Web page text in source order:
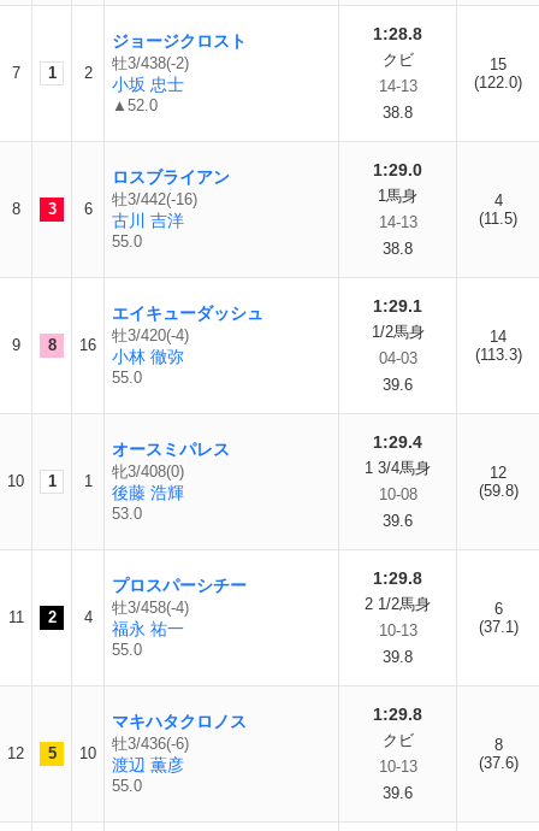
7 1 2
ジョージクロスト
牡3/438(-2)
小坂 忠士
▲52.0
1:28.8
クビ
14-13
38.8
15
(122.0)
8 3 6
ロスブライアン
牡3/442(-16)
古川 吉洋
55.0
1:29.0
1馬身
14-13
38.8
4
(11.5)
9 8 16
エイキューダッシュ
牡3/420(-4)
小林 徹弥
55.0
1:29.1
1/2馬身
04-03
39.6
14
(113.3)
10 1 1
オースミパレス
牝3/408(0)
後藤 浩輝
53.0
1:29.4
1 3/4馬身
10-08
39.6
12
(59.8)
11 2 4
プロスパーシチー
牡3/458(-4)
福永 祐一
55.0
1:29.8
2 1/2馬身
10-13
39.8
6
(37.1)
12 5 10
マキハタクロノス
牡3/436(-6)
渡辺 薫彦
55.0
1:29.8
クビ
10-13
39.6
8
(37.6)